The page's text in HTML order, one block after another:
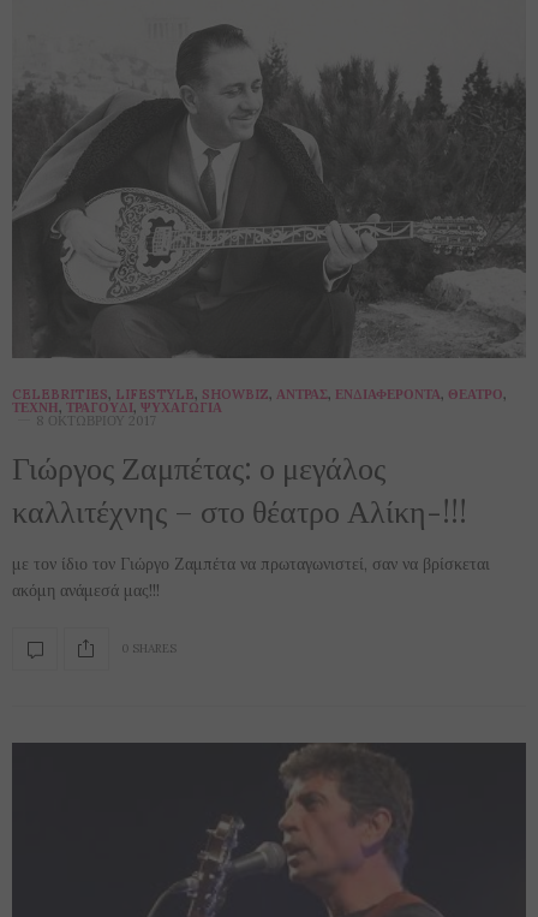
CELEBRITIES, LIFESTYLE, SHOWBIZ, ΆΝΤΡΑΣ, ΕΝΔΙΑΦΈΡΟΝΤΑ, ΘΈΑΤΡΟ,
ΤΈΧΝΗ, ΤΡΑΓΟΎΔΙ, ΨΥΧΑΓΩΓΊΑ
8 ΟΚΤΩΒΡΊΟΥ 2017
Γιώργος Ζαμπέτας: ο μεγάλος
καλλιτέχνης – στο θέατρο Αλίκη-!!!
με τον ίδιο τον Γιώργο Ζαμπέτα να πρωταγωνιστεί, σαν να βρίσκεται
ακόμη ανάμεσά μας!!!
0 SHARES